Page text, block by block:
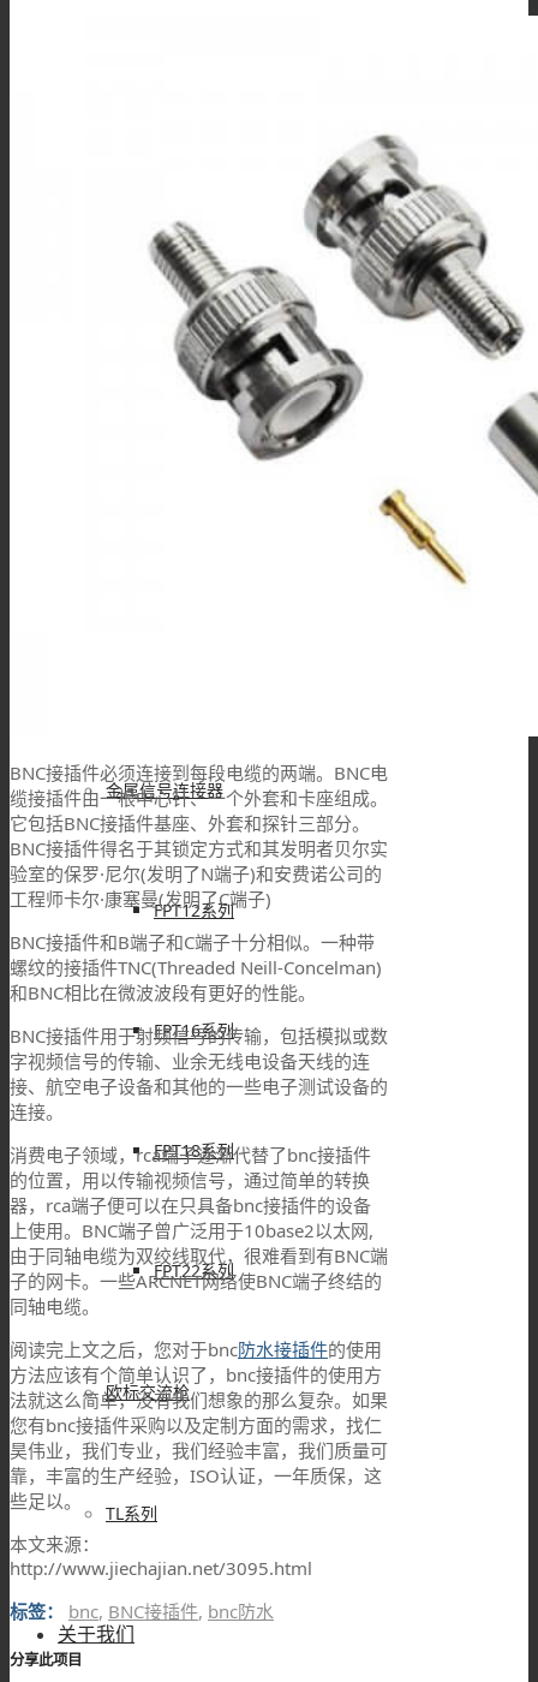
金属信号连接器
FPT12系列
FPT16系列
FPT18系列
FPT22系列
欧标交流枪
TL系列
关于我们
BNC接插件必须连接到每段电缆的两端。BNC电
缆接插件由一根中心针、一个外套和卡座组成。
它包括BNC接插件基座、外套和探针三部分。
BNC接插件得名于其锁定方式和其发明者贝尔实
验室的保罗·尼尔(发明了N端子)和安费诺公司的
工程师卡尔·康塞曼(发明了C端子)
BNC接插件和B端子和C端子十分相似。一种带
螺纹的接插件TNC(Threaded Neill-Concelman)
和BNC相比在微波波段有更好的性能。
BNC接插件用于射频信号的传输，包括模拟或数
字视频信号的传输、业余无线电设备天线的连
接、航空电子设备和其他的一些电子测试设备的
连接。
消费电子领域，rca端子逐渐代替了bnc接插件
的位置，用以传输视频信号，通过简单的转换
器，rca端子便可以在只具备bnc接插件的设备
上使用。BNC端子曾广泛用于10base2以太网,
由于同轴电缆为双绞线取代，很难看到有BNC端
子的网卡。一些ARCNET网络使BNC端子终结的
同轴电缆。
阅读完上文之后，您对于bnc防水接插件的使用
方法应该有个简单认识了，bnc接插件的使用方
法就这么简单，没有我们想象的那么复杂。如果
您有bnc接插件采购以及定制方面的需求，找仁
昊伟业，我们专业，我们经验丰富，我们质量可
靠，丰富的生产经验，ISO认证，一年质保，这
些足以。
本文来源：
http://www.jiechajian.net/3095.html
标签：
bnc, BNC接插件, bnc防水
分享此项目